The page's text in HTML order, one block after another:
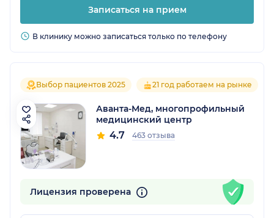
Записаться на прием
В клинику можно записаться только по телефону
Выбор пациентов 2025 21 год работаем на рынке
Аванта-Мед, многопрофильный
медицинский центр
4.7 463 отзыва
Лицензия проверена